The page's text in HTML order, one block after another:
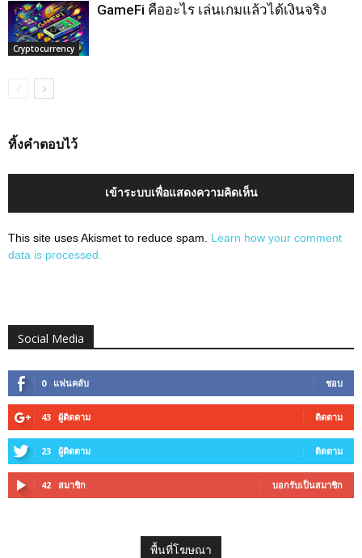
Cryptocurrency
GameFi คืออะไร เล่นเกมแล้วได้เงินจริง
ทิ้งคำตอบไว้
เข้าระบบเพื่อแสดงความคิดเห็น
This site uses Akismet to reduce spam. Learn how your comment
data is processed.
Social Media
0 แฟนคลับ ชอบ
43 ผู้ติดตาม ติดตาม
23 ผู้ติดตาม ติดตาม
42 สมาชิก บอกรับเป็นสมาชิก
พื้นที่โฆษณา